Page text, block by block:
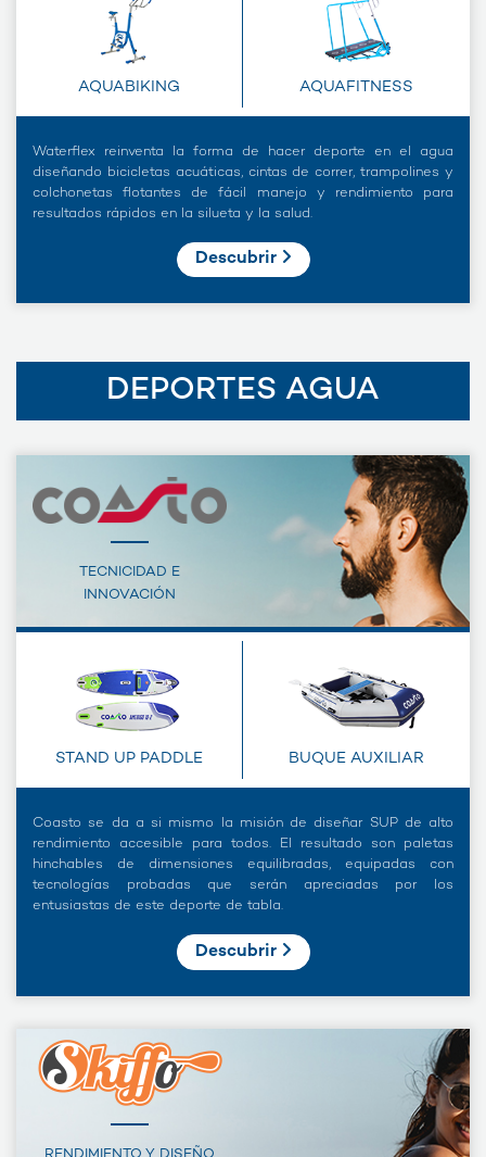
AQUABIKING AQUAFITNESS
Waterflex reinventa la forma de hacer deporte en el agua
diseñando bicicletas acuáticas, cintas de correr, trampolines y
colchonetas flotantes de fácil manejo y rendimiento para
resultados rápidos en la silueta y la salud.
Descubrir
DEPORTES AGUA
TECNICIDAD E
INNOVACIÓN
STAND UP PADDLE BUQUE AUXILIAR
Coasto se da a si mismo la misión de diseñar SUP de alto
rendimiento accesible para todos. El resultado son paletas
hinchables de dimensiones equilibradas, equipadas con
tecnologías probadas que serán apreciadas por los
entusiastas de este deporte de tabla.
Descubrir